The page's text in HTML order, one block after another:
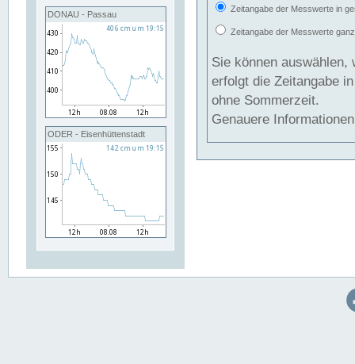
DONAU - Passau
ODER - Eisenhüttenstadt
Zeitangabe der Messwerte in
Zeitangabe der Messwerte
Sie können auswählen,
erfolgt die Zeitangabe
ohne Sommerzeit.
Genauere